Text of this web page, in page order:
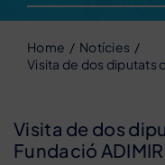
Home
Notícies
Visita de dos diputats
Visita de dos
Fundació ADIMIR